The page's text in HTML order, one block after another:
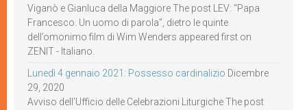
Viganò e Gianluca della Maggiore The post LEV: “Papa
Francesco. Un uomo di parola”, dietro le quinte
dell’omonimo film di Wim Wenders appeared first on
ZENIT - Italiano.
Lunedì 4 gennaio 2021: Possesso cardinalizio Dicembre
29, 2020
Avviso dell’Ufficio delle Celebrazioni Liturgiche The post